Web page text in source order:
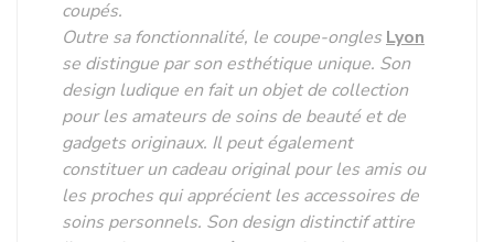
coupés.
Outre sa fonctionnalité, le coupe-ongles Lyon
se distingue par son esthétique unique. Son
design ludique en fait un objet de collection
pour les amateurs de soins de beauté et de
gadgets originaux. Il peut également
constituer un cadeau original pour les amis ou
les proches qui apprécient les accessoires de
soins personnels. Son design distinctif attire